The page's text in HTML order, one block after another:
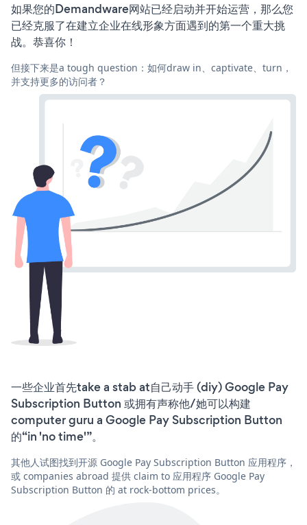
如果您的Demandware网站已经启动并开始运营，那么您
已经克服了在建立企业在线形象方面遇到的第一个重大挑
战。恭喜你！
但接下来是a tough question：如何draw in、captivate、turn，
并支持更多的访问者？
一些企业首先take a stab at自己动手 (diy) Google Pay
Subscription Button 或拥有声称他/她可以构建
computer guru a Google Pay Subscription Button
的“in 'no time'”。
其他人试图找到开源 Google Pay Subscription Button 应用程序，
或 companies abroad 提供 claim to 应用程序 Google Pay
Subscription Button 的 at rock-bottom prices。